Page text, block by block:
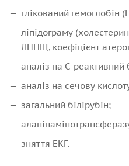
глікований гемоглобін
ліпідограму
ЛПНЩ, коефіцієнт
аналіз на С-реактивний
аналіз на сечову
загальний білірубін;
зняття ЕКГ.